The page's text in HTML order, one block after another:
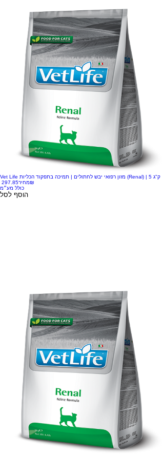
Vet Life מזון רפואי יבש לחתולים | תמיכה בתפקוד הכליות (Renal) | 5 ק"ג
מחיר‏297.85 ‏₪
כולל מע״מ
הוסף לסל